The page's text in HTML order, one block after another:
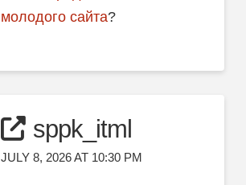
молодого сайта?
sppk_itml
JULY 8, 2026 AT 10:30 PM